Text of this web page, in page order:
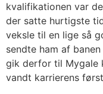
kvalifikationen var
der satte hurtigste
veksle til en lige så
sendte ham af
gik derfor til Mygale
vandt karrierens